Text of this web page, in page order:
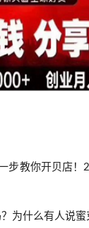
步教你开贝店！
为什么有人说蜜